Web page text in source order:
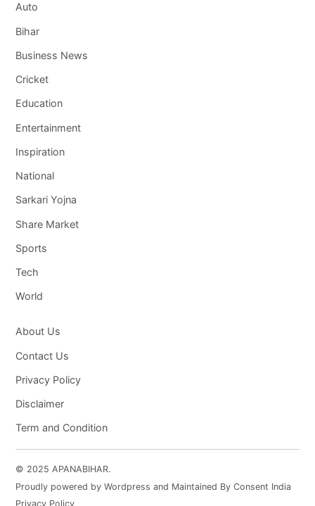
Auto
Bihar
Business News
Cricket
Education
Entertainment
Inspiration
National
Sarkari Yojna
Share Market
Sports
Tech
World
About Us
Contact Us
Privacy Policy
Disclaimer
Term and Condition
© 2025 APANABIHAR.
Proudly powered by Wordpress and Maintained By Consent India
Privacy Policy